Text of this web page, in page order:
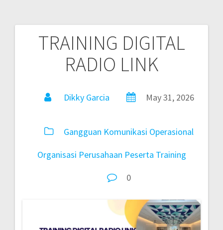
TRAINING DIGITAL
RADIO LINK
Dikky Garcia May 31, 2026
Gangguan Komunikasi Operasional
Organisasi Perusahaan Peserta Training
0